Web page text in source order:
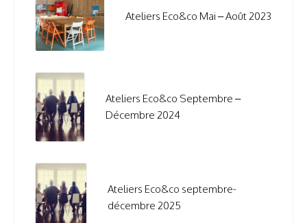
Ateliers Eco&co Mai – Août 2023
Ateliers Eco&co Septembre –
Décembre 2024
Ateliers Eco&co septembre-
décembre 2025